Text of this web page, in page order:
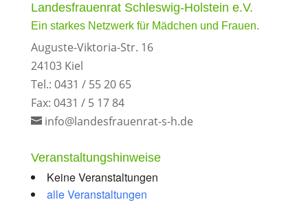
Landesfrauenrat Schleswig-Holstein e.V.
Ein starkes Netzwerk für Mädchen und Frauen.
Auguste-Viktoria-Str. 16
24103 Kiel
Tel.: 0431 / 55 20 65
Fax: 0431 / 5 17 84
info@landesfrauenrat-s-h.de
Veranstaltungshinweise
Keine Veranstaltungen
alle Veranstaltungen